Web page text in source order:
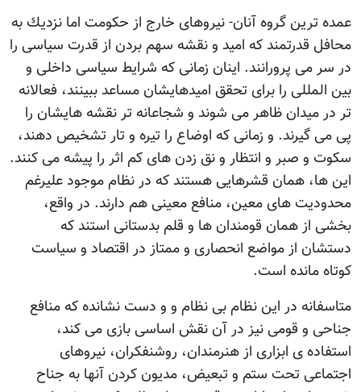
عمده ترین گروه آنان- نیروهای خارج از حكومت اما نزدیك به
محافل قدرتمند كه امید و نقشه سهم بردن از قدرت سیاسی را
در سر می پرورانند. اینان زمانی كه شرایط سیاسی داخلی و
بین المللی را برای تحقق امیدهایشان مساعد ببینند، فعالانه
تر در میدان ظاهر می شوند و شجاعانه تر نقشه هایشان را
پی می گیرند. و زمانی كه اوضاع را تیره و تار تشخیص دهند،
سكوت و صبر و انتظار و نق زدن های كم اثر را پیشه می كنند.
این ها، همان قشرهایی هستند كه در نظام موجود علیرغم
محدودیت های معین، منافع معینی هم دارند. در واقع،
بخشی از همان قومندان ها و قلم بدستانی استند كه
دستشان از مواضع انحصاری و ممتاز در اقتصاد و سیاست
كوتاه مانده است.
متاسفانه در این نظام بی نظام و و دست نشانده که منافع
جناحی و قومی نیز در آن نقش اساسی بازی می کند،
استفاده ی ابزاری از هنرمندان، روشنفکران، نیروهای
اجتماعی تحت ستم و تبعیض، مدیون کردن آنها به جناح